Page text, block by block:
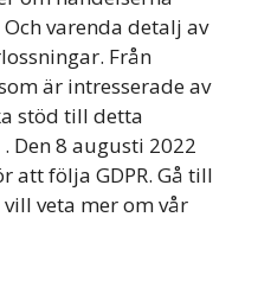
varenda detalj av
Från
är intresserade av
stöd till detta
Den 8 augusti 2022
att följa GDPR. Gå till
veta mer om vår